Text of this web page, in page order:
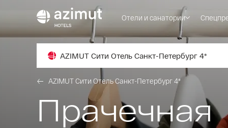
Отели и санатории
AZIMUT Сити Отель Санкт-Петербург 4*
AZIMUT Сити Отель Санкт-Петербург 4*
Прачечная